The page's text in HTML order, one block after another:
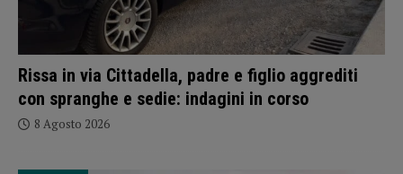
Rissa in via Cittadella, padre e figlio aggrediti
con spranghe e sedie: indagini in corso
8 Agosto 2026